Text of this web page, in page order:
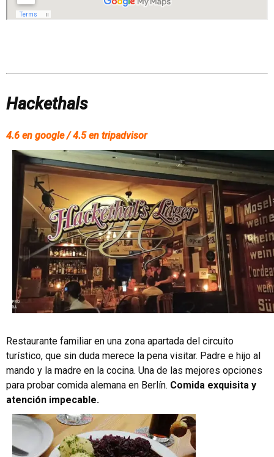
Hackethals
4.6 en google / 4.5 en tripadvisor
Restaurante familiar en una zona apartada del circuito
turístico, que sin duda merece la pena visitar. Padre e hijo al
mando y la madre en la cocina. Una de las mejores opciones
para probar comida alemana en Berlín. Comida exquisita y
atención impecable.